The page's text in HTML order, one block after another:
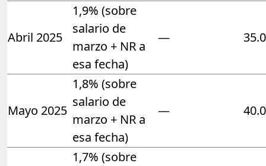
Abril 2025
1,9% (sobre
salario de
marzo + NR a
esa fecha)
—
Mayo 2025
1,8% (sobre
salario de
marzo + NR a
esa fecha)
—
1,7% (sobre